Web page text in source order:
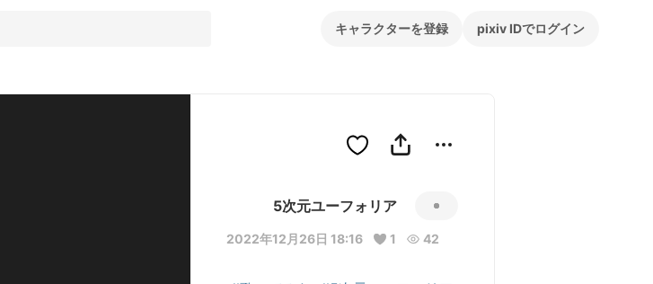
キャラクターを登録 pixiv IDでログイン
5次元ユーフォリア
2022年12月26日 18:16 1 42